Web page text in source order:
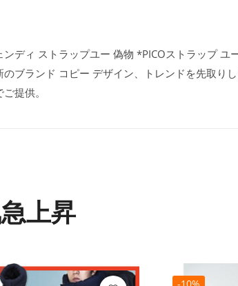
ディ ストラップユー 偽物 *PICOストラップ
のブランド コピー デザイン、トレンドを先取り
提供。
上昇
-10%